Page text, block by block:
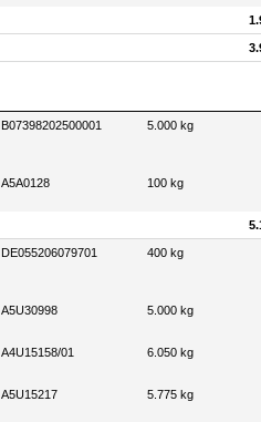
B07398202500001 5.000 kg
A5A0128 100 kg
DE055206079701 400 kg
A5U30998 5.000 kg
A4U15158/01 6.050 kg
A5U15217 5.775 kg